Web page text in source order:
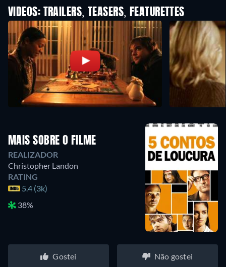
VIDEOS: TRAILERS, TEASERS, FEATURETTES
MAIS SOBRE O FILME
REALIZADOR
Christopher Landon
RATING
5.4 (3k)
38%
Gostei Não gostei